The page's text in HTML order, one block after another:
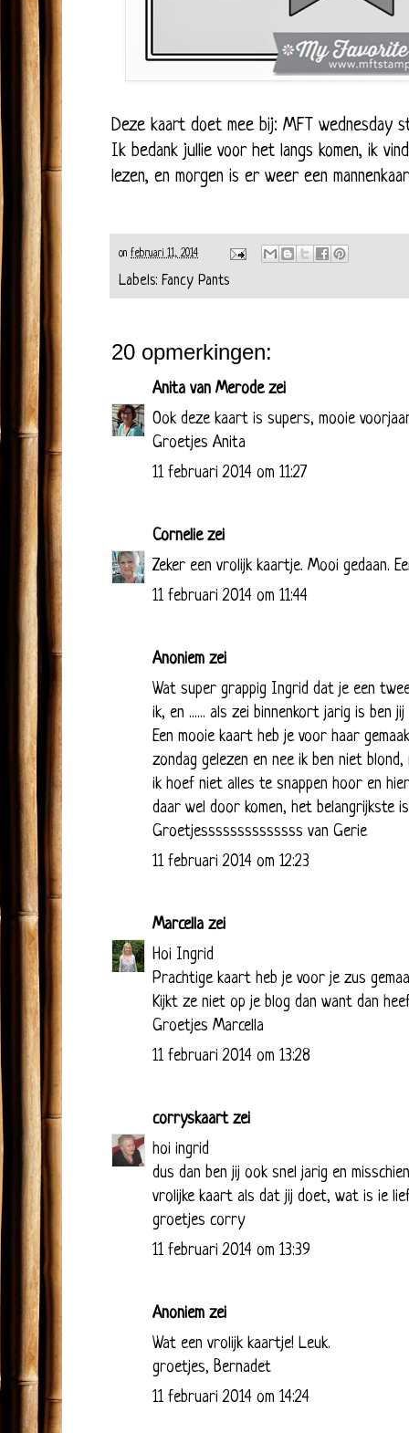
Deze kaart doet mee bij: MFT wednesday
Ik bedank jullie voor het langs komen, ik
lezen, en morgen is er weer een
on februari 11, 2014
Labels: Fancy Pants
20 opmerkingen:
Anita van Merodezei
Ook deze kaart is supers, mooie
Groetjes Anita
11 februari 2014 om 11:27
Corneliezei
Zeker een vrolijk kaartje. Mooi gedaan.
11 februari 2014 om 11:44
Anoniem zei
Wat super grappig Ingrid dat je een
ik, en ...... als zei binnenkort jarig is ben
Een mooie kaart heb je voor haar
zondag gelezen en nee ik ben niet
ik hoef niet alles te snappen hoor en
daar wel door komen, het belangrijkste
Groetjessssssssssssss van Gerie
11 februari 2014 om 12:23
Marcella zei
Hoi Ingrid
Prachtige kaart heb je voor je zus
Kijkt ze niet op je blog dan want dan
Groetjes Marcella
11 februari 2014 om 13:28
corryskaartzei
hoi ingrid
dus dan ben jij ook snel jarig en
vrolijke kaart als dat jij doet, wat is ie
groetjes corry
11 februari 2014 om 13:39
Anoniem zei
Wat een vrolijk kaartje! Leuk.
groetjes, Bernadet
11 februari 2014 om 14:24